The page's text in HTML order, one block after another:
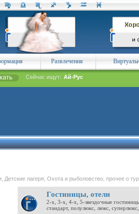
Развлечения
Сейчас ищут: Ай-Рус
лагеря, Охота и рыболовство, прочее о
Гостиницы, отели
2-х, 3-х, 4-х, 5-звездочные
стандарт, полулюкс, люкс,